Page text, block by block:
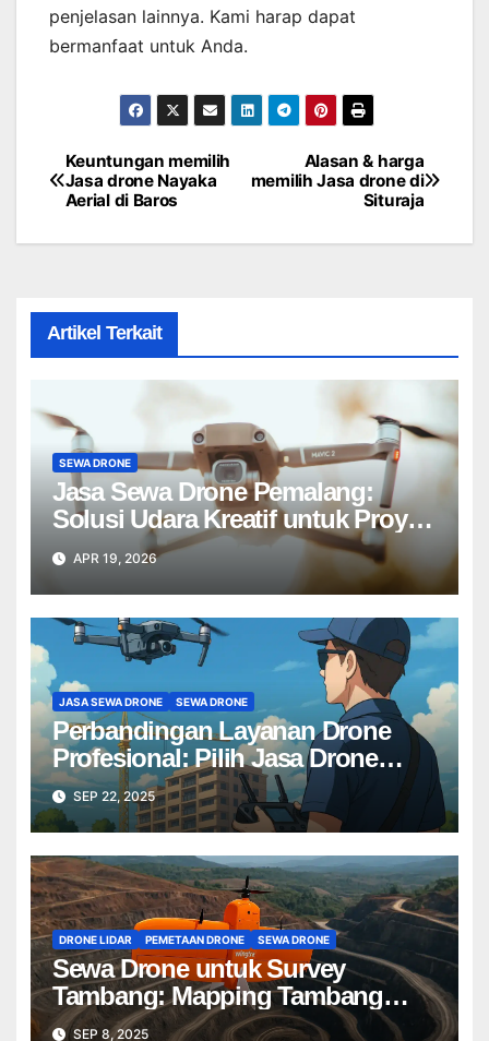
penjelasan lainnya. Kami harap dapat
bermanfaat untuk Anda.
Post
navigation
Alasan & harga
memilih Jasa drone di
Situraja
Keuntungan memilih
Jasa drone Nayaka
Aerial di Baros
Artikel Terkait
SEWA DRONE
Jasa Sewa Drone Pemalang:
Solusi Udara Kreatif untuk Proyek
Anda Tanpa Batas】
APR 19, 2026
JASA SEWA DRONE SEWA DRONE
Perbandingan Layanan Drone
Profesional: Pilih Jasa Drone
Terbaik untuk Proyek Anda
SEP 22, 2025
DRONE LIDAR PEMETAAN DRONE SEWA DRONE
Sewa Drone untuk Survey
Tambang: Mapping Tambang
Profesional Lebih Cepat & Akurat
SEP 8, 2025